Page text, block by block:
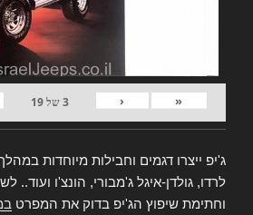
«
‹
3של19
ג'יפ ייצרו דגמים וחבילות מיוחדות
לרדו, גולדן-איגל ג'מבורי, הונצ'ו ועוד..
וחתימת שיפוץ הג'יפ בדוק את המפרט